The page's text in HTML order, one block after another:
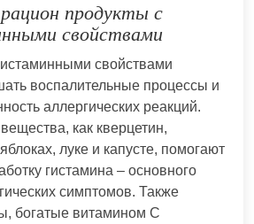
продукты с
свойствами
свойствами
воспалительные процессы и
аллергических реакций.
как кверцетин,
луке и капусте, помогают
гистамина – основного
симптомов. Также
богатые витамином С